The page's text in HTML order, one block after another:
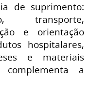
de suprimento:
transporte,
e orientação
hospitalares,
e materiais
complementa a